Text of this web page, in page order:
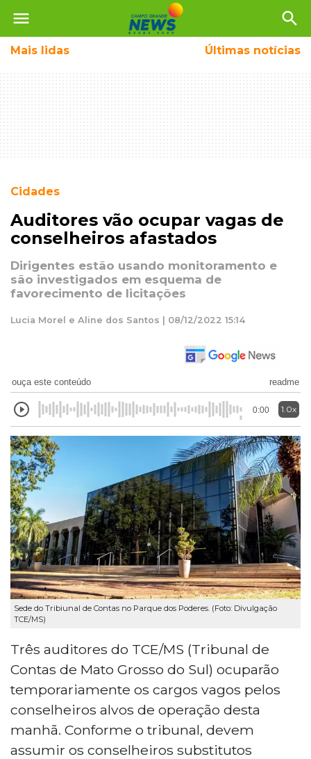
menu search
Mais lidas Últimas notícias
Cidades
Auditores vão ocupar vagas de
conselheiros afastados
Dirigentes estão usando monitoramento e
são investigados em esquema de
favorecimento de licitações
Lucia Morel e Aline dos Santos | 08/12/2022 15:14
ouça este conteúdo readme
0:00 1.0x
Sede do Tribiunal de Contas no Parque dos Poderes. (Foto: Divulgação
TCE/MS)
Três auditores do TCE/MS (Tribunal de
Contas de Mato Grosso do Sul) ocuparão
temporariamente os cargos vagos pelos
conselheiros alvos de operação desta
manhã. Conforme o tribunal, devem
assumir os conselheiros substitutos